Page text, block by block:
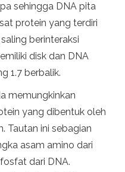
sehingga DNA pita
protein yang terdiri
berinteraksi
disk dan DNA
1.7 berbalik.
memungkinkan
yang dibentuk oleh
Tautan ini sebagian
asam amino dari
dari DNA.